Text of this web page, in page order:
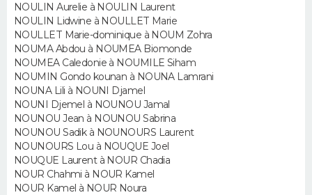
Destinations
City break
Voyage nature
Voyage de noces
Forum
Climat
+
PHOTO
GUIDES D'ACHAT
BONS PLANS
CARTE DE VOEUX
Carte de Noël
Carte Bonne année
Carte Saint-Valentin
Carte Pâques
Carte d'anniversaire
DICTIONNAIRE
Dictionnaire
Biographies
Citations
Expressions
Proverbes
PROGRAMME TV
NOULIN Aurelie à NOULIN Laurent
NOULIN Lidwine à NOULLET Marie
NOULLET Marie-dominique à NOUM Zohra
NOUMA Abdou à NOUMEA Biomonde
NOUMEA Caledonie à NOUMILE Siham
NOUMIN Gondo kounan à NOUNA Lamrani
NOUNA Lili à NOUNI Djamel
NOUNI Djemel à NOUNOU Jamal
NOUNOU Jean à NOUNOU Sabrina
NOUNOU Sadik à NOUNOURS Laurent
NOUNOURS Lou à NOUQUE Joel
NOUQUE Laurent à NOUR Chadia
NOUR Chahmi à NOUR Kamel
NOUR Kamel à NOUR Noura